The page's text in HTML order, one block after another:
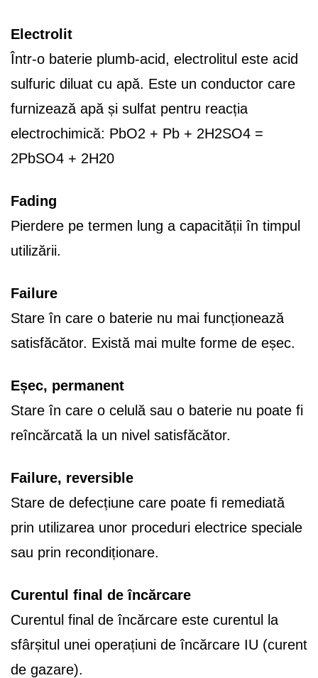
Electrolit
Într-o baterie plumb-acid, electrolitul este acid
sulfuric diluat cu apă. Este un conductor care
furnizează apă și sulfat pentru reacția
electrochimică: PbO2 + Pb + 2H2SO4 =
2PbSO4 + 2H20
Fading
Pierdere pe termen lung a capacității în timpul
utilizării.
Failure
Stare în care o baterie nu mai funcționează
satisfăcător. Există mai multe forme de eșec.
Eșec, permanent
Stare în care o celulă sau o baterie nu poate fi
reîncărcată la un nivel satisfăcător.
Failure, reversible
Stare de defecțiune care poate fi remediată
prin utilizarea unor proceduri electrice speciale
sau prin recondiționare.
Curentul final de încărcare
Curentul final de încărcare este curentul la
sfârșitul unei operațiuni de încărcare IU (curent
de gazare).